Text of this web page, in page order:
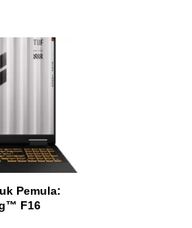
Pemula:
F16